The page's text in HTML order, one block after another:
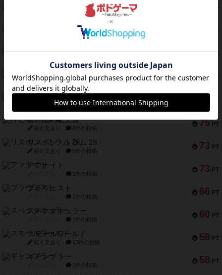
PT
1件の投稿
PT
ファースト・イン・フライト
3件の投稿
94 PT
モズビ－ズ・レイダ－ズ
79 PT
テンプテーション
紹介文なし 2件の投稿
PT
紹介文あり 2件の投稿
75 PT
宵と暁の呪文書
紹介文あり 8件の投稿
73 PT
リスボン・トラム 28
紹介文あり 9件の投稿
73 PT
アマナイト
1件の投稿
66 PT
ブラヴェスト
1件の投稿
60 PT
スペクタキュラー
1件の投稿
59 PT
スモールワールド
紹介文あり 13件の投稿
58 PT
ギャンブラー
2件の投稿